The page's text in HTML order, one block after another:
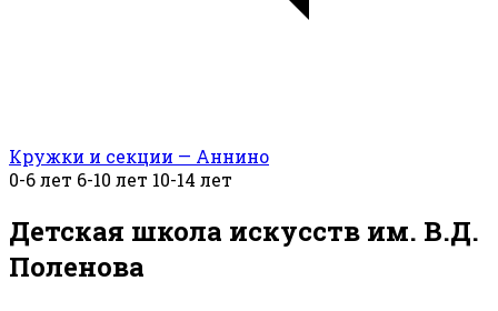
Кружки и секции — Аннино
0-6 лет 6-10 лет 10-14 лет
Детская школа искусств им. В.Д.
Поленова